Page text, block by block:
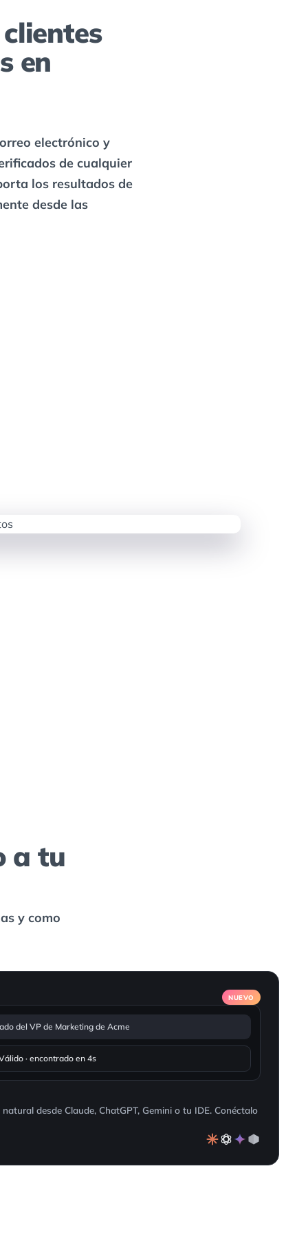
en
electrónico y
de cualquier
los resultados de
desde las
a tu
y como
NUEVO
del VP de Marketing de Acme
· encontrado en 4s
desde Claude, ChatGPT, Gemini o tu IDE. Conéctalo